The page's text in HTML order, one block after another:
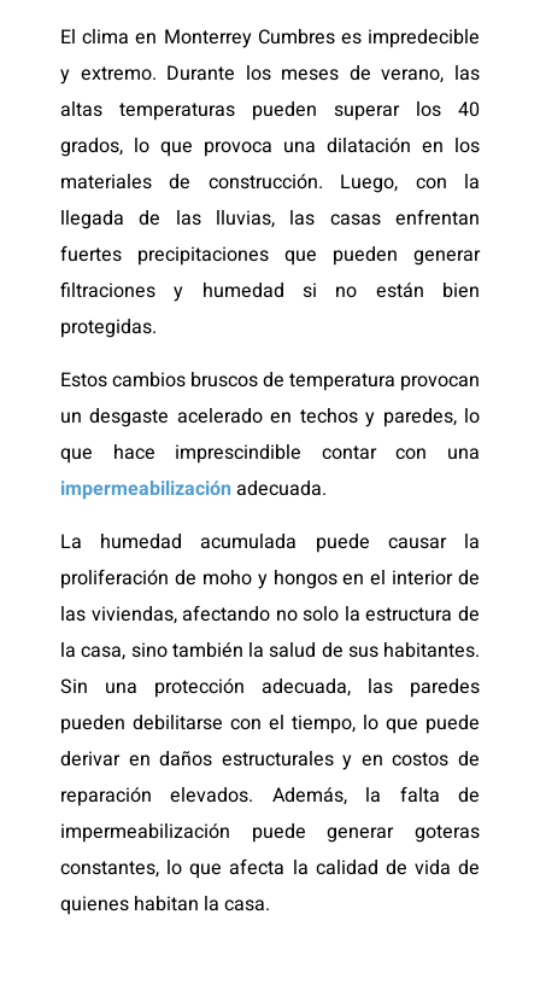
El clima en Monterrey Cumbres es impredecible
y extremo. Durante los meses de verano, las
altas temperaturas pueden superar los 40
grados, lo que provoca una dilatación en los
materiales de construcción. Luego, con la
llegada de las lluvias, las casas enfrentan
fuertes precipitaciones que pueden generar
filtraciones y humedad si no están bien
protegidas.
Estos cambios bruscos de temperatura provocan
un desgaste acelerado en techos y paredes, lo
que hace imprescindible contar con una
impermeabilización adecuada.
La humedad acumulada puede causar la
proliferación de moho y hongos en el interior de
las viviendas, afectando no solo la estructura de
la casa, sino también la salud de sus habitantes.
Sin una protección adecuada, las paredes
pueden debilitarse con el tiempo, lo que puede
derivar en daños estructurales y en costos de
reparación elevados. Además, la falta de
impermeabilización puede generar goteras
constantes, lo que afecta la calidad de vida de
quienes habitan la casa.